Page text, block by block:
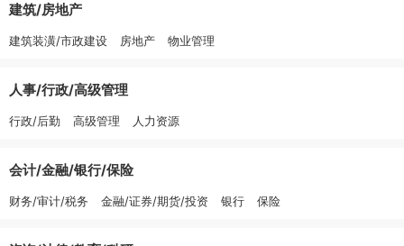
建筑/房地产
建筑装潢/市政建设 房地产 物业管理
人事/行政/高级管理
行政/后勤 高级管理 人力资源
会计/金融/银行/保险
财务/审计/税务 金融/证券/期货/投资 银行 保险